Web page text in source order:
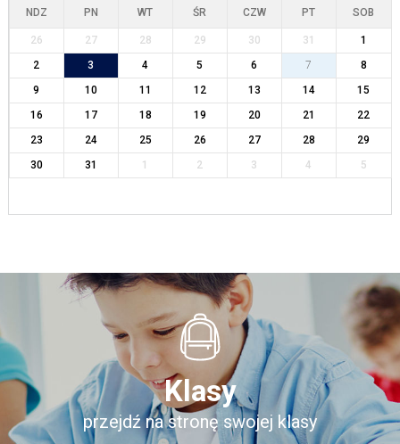
NDZ PN WT ŚR CZW PT SOB
26 27 28 29 30 31
1
2
3 4 5 6 7
8
9
10 11 12 13 14
15
16
17 18 19 20 21
22
23
24 25 26 27 28
29
30
31 1 2 3 4 5
Klasy
przejdź na stronę swojej klasy